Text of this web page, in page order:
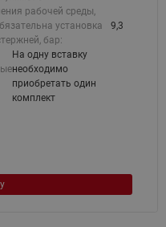
рабочей среды,
установка
бар:
9,3
На одну вставку
необходимо
приобретать один
комплект